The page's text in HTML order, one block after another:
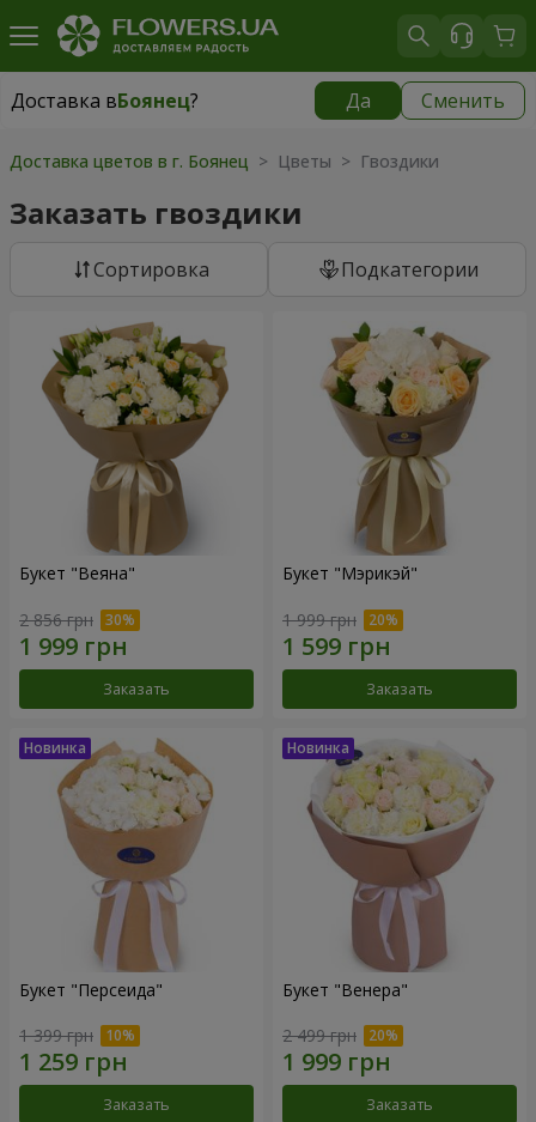
Доставка вБоянец? Да Сменить
Доставка вБоянец|
Доставка цветов в г. Боянец > Цветы > Гвоздики
Заказать гвоздики
Cортировка Подкатегории
Букет "Веяна"
2 856 грн
Заказать
Букет "Мэрикэй"
1 999 грн
Заказать
Букет "Персеида"
1 399 грн
Заказать
Букет "Венера"
2 499 грн
Заказать